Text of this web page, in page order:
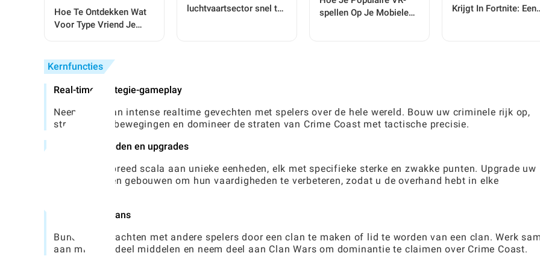
Hoe Te Ontdekken Wat
Voor Type Vriend Je
luchtvaartsector snel te
spellen Op Je Mobiele
Krijgt In Fortnite: Een
Kernfuncties
Real-time strategie-gameplay
Neem deel aan intense realtime gevechten met spelers over de hele wereld. Bouw uw criminele rijk op,
strategie uw bewegingen en domineer de straten van Crime Coast met tactische precisie.
Diverse eenheden en upgrades
Kies uit een breed scala aan unieke eenheden, elk met specifieke sterke en zwakke punten. Upgrade uw
personages en gebouwen om hun vaardigheden te verbeteren, zodat u de overhand hebt in elke
Multiplayer -clans
Bundelt de krachten met andere spelers door een clan te maken of lid te worden van een clan. Werk
aan missies, deel middelen en neem deel aan Clan Wars om dominantie te claimen over Crime Coast.